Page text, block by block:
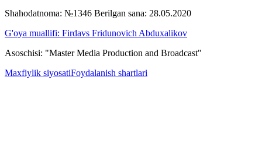
Shahodatnoma: №1346 Berilgan sana: 28.05.2020
G'oya muallifi: Firdavs Fridunovich Abduxalikov
Asoschisi: "Master Media Production and Broadcast"
Maxfiylik siyosatiFoydalanish shartlari